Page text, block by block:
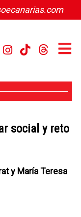
social y reto
y María Teresa